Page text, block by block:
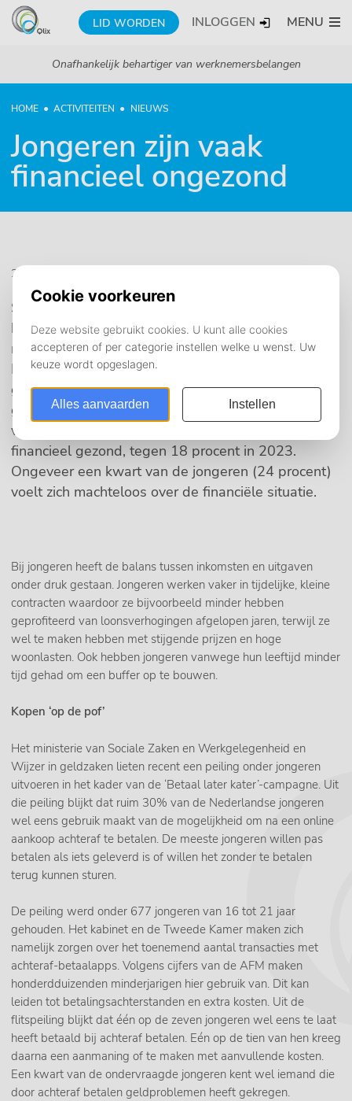
LID WORDEN INLOGGEN MENU
Onafhankelijk behartiger van werknemersbelangen
HOME ACTIVITEITEN NIEUWS
Jongeren zijn vaak
financieel ongezond
20 juni 2025
Steeds minder jongeren zijn financieel gezond. Dat
blijkt uit onderzoek van Deloitte, in samenwerking
met het Nibud, Tilburg University en Universiteit
Leiden. Zij houden bijvoorbeeld structureel geen
geld over aan het einde van de maand of hebben
geen financiële plannen. Vorig jaar was 12 procent
van de jongeren tussen de 18 en 24 jaar nog
financieel gezond, tegen 18 procent in 2023.
Ongeveer een kwart van de jongeren (24 procent)
voelt zich machteloos over de financiële situatie.
Bij jongeren heeft de balans tussen inkomsten en uitgaven
onder druk gestaan. Jongeren werken vaker in tijdelijke, kleine
contracten waardoor ze bijvoorbeeld minder hebben
geprofiteerd van loonsverhogingen afgelopen jaren, terwijl ze
wel te maken hebben met stijgende prijzen en hoge
woonlasten. Ook hebben jongeren vanwege hun leeftijd minder
tijd gehad om een buffer op te bouwen.
Kopen ‘op de pof’
Het ministerie van Sociale Zaken en Werkgelegenheid en
Wijzer in geldzaken lieten recent een peiling onder jongeren
uitvoeren in het kader van de ‘Betaal later kater’-campagne. Uit
die peiling blijkt dat ruim 30% van de Nederlandse jongeren
wel eens gebruik maakt van de mogelijkheid om na een online
aankoop achteraf te betalen. De meeste jongeren willen pas
betalen als iets geleverd is of willen het zonder te betalen
terug kunnen sturen.
De peiling werd onder 677 jongeren van 16 tot 21 jaar
gehouden. Het kabinet en de Tweede Kamer maken zich
namelijk zorgen over het toenemend aantal transacties met
achteraf-betaalapps. Volgens cijfers van de AFM maken
honderdduizenden minderjarigen hier gebruik van. Dit kan
leiden tot betalingsachterstanden en extra kosten. Uit de
flitspeiling blijkt dat één op de zeven jongeren wel eens te laat
heeft betaald bij achteraf betalen. Eén op de tien van hen kreeg
daarna een aanmaning of te maken met aanvullende kosten.
Een kwart van de ondervraagde jongeren kent wel iemand die
door achteraf betalen geldproblemen heeft gekregen.